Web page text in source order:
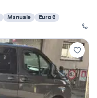
Manuale
Euro 6